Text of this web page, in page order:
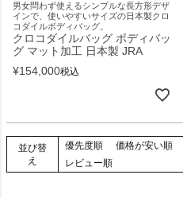
男女問わず使えるシンプルな長方形デザ
インで、使いやすいサイズの日本製クロ
コダイルボディバッグ。
クロコダイルバッグ ボディバッ
グ マット加工 日本製 JRA
¥154,000税込
並び替
え
優先度順 価格が安い順
レビュー順